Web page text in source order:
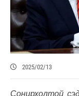
2025/02/13
Сонирхолтой